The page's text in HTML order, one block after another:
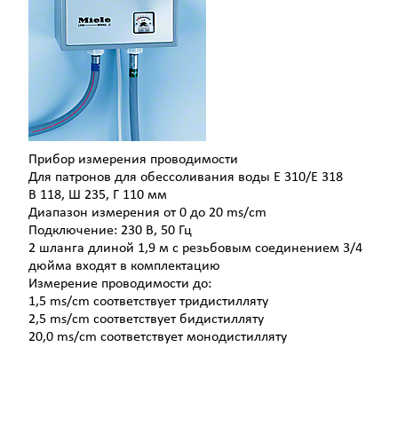
Прибор измерения проводимости
Для патронов для обессоливания воды Е 310/Е 318
В 118, Ш 235, Г 110 мм
Диапазон измерения от 0 до 20 ms/cm
Подключение: 230 В, 50 Гц
2 шланга длиной 1,9 м с резьбовым соединением 3/4
дюйма входят в комплектацию
Измерение проводимости до:
1,5 ms/cm соответствует тридистилляту
2,5 ms/cm соответствует бидистилляту
20,0 ms/cm соответствует монодистилляту